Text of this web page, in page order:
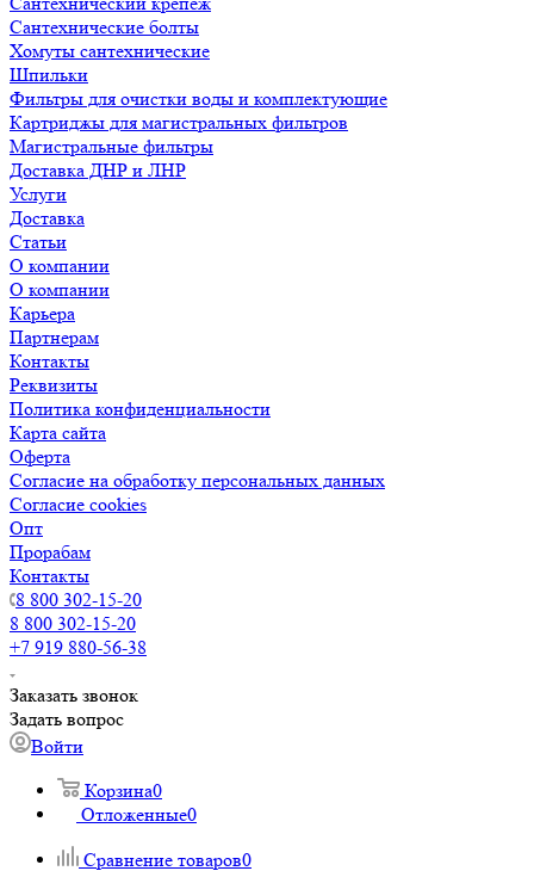
Сантехнические болты
Хомуты сантехнические
Шпильки
Фильтры для очистки воды и комплектующие
Картриджы для магистральных фильтров
Магистральные фильтры
Доставка ДНР и ЛНР
Услуги
Доставка
Статьи
О компании
О компании
Карьера
Партнерам
Контакты
Реквизиты
Политика конфиденциальности
Карта сайта
Оферта
Согласие на обработку персональных данных
Согласие cookies
Опт
Прорабам
Контакты
8 800 302-15-20
8 800 302-15-20
+7 919 880-56-38
Заказать звонок
Задать вопрос
Войти
Корзина0
Отложенные0
Сравнение товаров0